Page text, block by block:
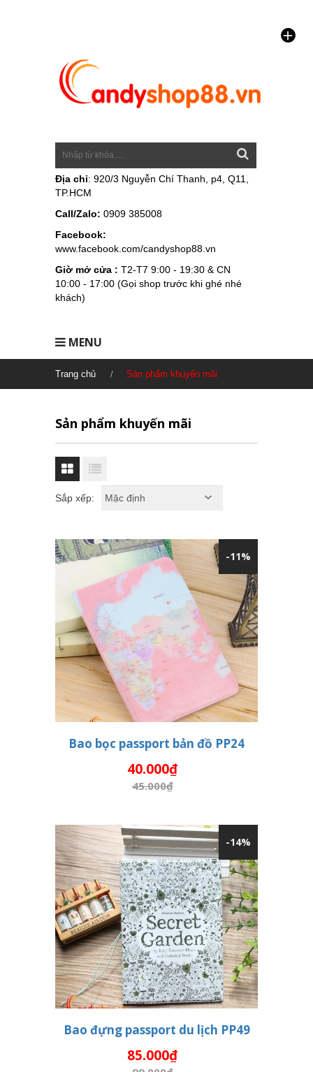
Địa chỉ: 920/3 Nguyễn Chí Thanh, p4, Q11,
TP.HCM
Call/Zalo: 0909 385008
Facebook:
www.facebook.com/candyshop88.vn
Giờ mở cửa : T2-T7 9:00 - 19:30 & CN
10:00 - 17:00 (Gọi shop trước khi ghé nhé
khách)
MENU
Trang chủ Sản phẩm khuyến mãi
Sản phẩm khuyến mãi
Sắp xếp:
-11%
THÊM VÀO GIỎ HÀNG
Bao bọc passport bản đồ PP24
40.000₫
45.000₫
-14%
THÊM VÀO GIỎ HÀNG
Bao đựng passport du lịch PP49
85.000₫